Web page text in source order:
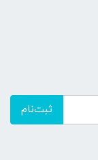
ثبت‌نام